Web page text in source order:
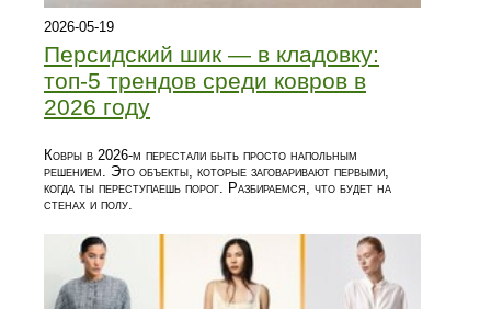
2026-05-19
Персидский шик — в кладовку:
топ-5 трендов среди ковров в
2026 году
Ковры в 2026-м перестали быть просто напольным
решением. Это объекты, которые заговаривают первыми,
когда ты переступаешь порог. Разбираемся, что будет на
стенах и полу.